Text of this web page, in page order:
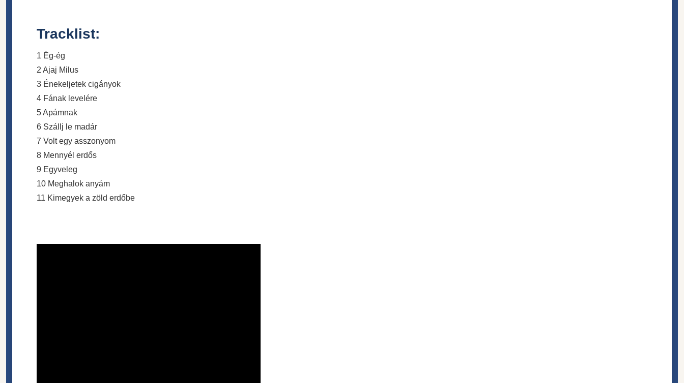
Tracklist:
1 Ég-ég
2 Ajaj Milus
3 Énekeljetek cigányok
4 Fának levelére
5 Apámnak
6 Szállj le madár
7 Volt egy asszonyom
8 Mennyél erdős
9 Egyveleg
10 Meghalok anyám
11 Kimegyek a zöld erdőbe